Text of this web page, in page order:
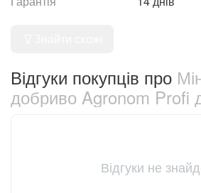
Відгуки покупців про
добриво Agronom Profi
Відгуки не